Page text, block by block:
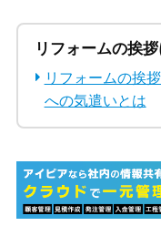
リフォームの挨
リフォームの挨
への気遣いとは